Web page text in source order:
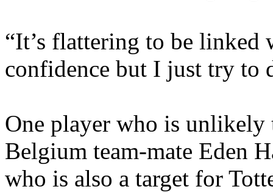
“It’s flattering to be linked
confidence but I just try to
One player who is unlikely
Belgium team-mate Eden
who is also a target for